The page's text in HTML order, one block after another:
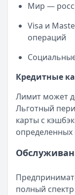
Мир —
Visa и
операций
Кредитные
Лимит может
Льготный
карты с
определенных
полный спектр